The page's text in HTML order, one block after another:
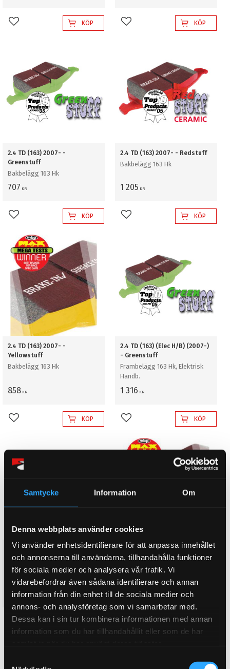
Samtycke Information Om
Denna webbplats använder cookies
Vi använder enhetsidentifierare för att anpassa innehållet
och annonserna till användarna, tillhandahålla funktioner
för sociala medier och analysera vår trafik. Vi
vidarebefordrar även sådana identifierare och annan
information från din enhet till de sociala medier och
annons- och analysföretag som vi samarbetar med.
Dessa kan i sin tur kombinera informationen med annan
information som du har tillhandahållit eller som de har
Lägg till i favoriterKÖP Lägg till i favoriterKÖP
2.4 TD (163) 2007- -
Greenstuff
Bakbelägg 163 Hk
707 KR
Lägg till i favoriterKÖP
2.4 TD (163) 2007- - Redstuff
Bakbelägg 163 Hk
1 205 KR
Lägg till i favoriterKÖP
2.4 TD (163) 2007- -
Yellowstuff
Bakbelägg 163 Hk
858 KR
Lägg till i favoriterKÖP
2.4 TD (163) (Elec H/B) (2007-)
- Greenstuff
Frambelägg 163 Hk, Elektrisk
Handb.
1 316 KR
Lägg till i favoriterKÖP
2.4 TD (163) (Elec H/B) (2007-)
- Redstuff
Frambelägg 163 Hk, Elektrisk
Handb.
2 598 KR
KÖP
2.4 TD (163) (Elec H/B) (2007-)
- Yellowstuff
Frambelägg 163 Hk, Elektrisk
Handb.
1 932 KR
Lägg till i favoriter KÖP